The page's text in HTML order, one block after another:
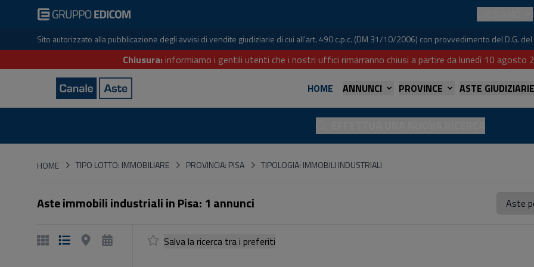
Sito autorizzato alla pubblicazione degli avvisi di vendite giudiziarie di cui all'art. 490 c.p.c. (DM 31/10/2006) con provvedimento del D.G.
Chiusura: informiamo i gentili utenti che i nostri uffici rimarranno chiusi a partire da lunedì 10
HOME
ANNUNCI PROVINCE ASTE GIUDIZIARIE
HOMEHOMETIPO LOTTO: IMMOBILIARE PROVINCIA: PISA TIPOLOGIA: IMMOBILI INDUSTRIALI
Aste immobili industriali in Pisa: 1 annunci
Salva la ricerca tra i preferiti